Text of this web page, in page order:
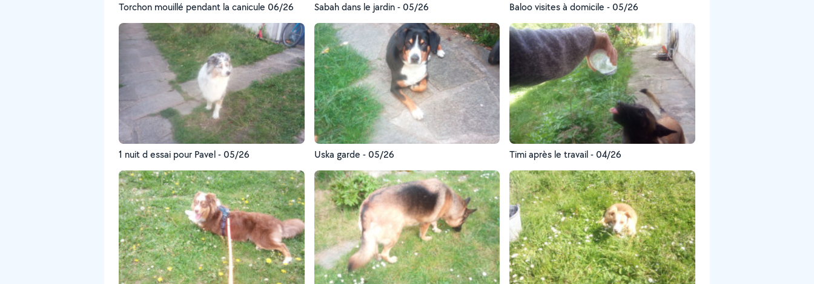
Torchon mouillé pendant la canicule 06/26 Sabah dans le jardin - 05/26 Baloo visites à domicile - 05/26
1 nuit d essai pour Pavel - 05/26 Uska garde - 05/26 Timi après le travail - 04/26